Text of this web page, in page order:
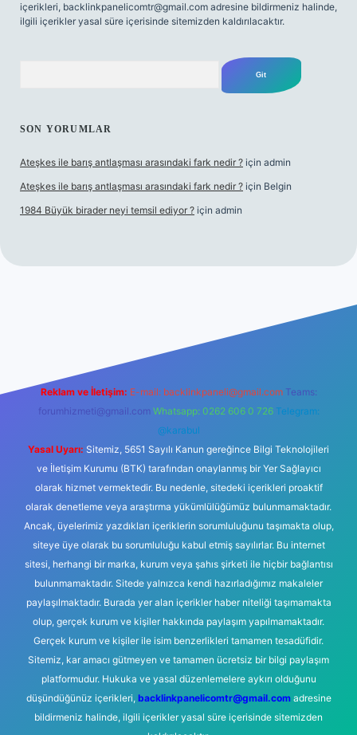
içerikleri, backlinkpanelicomtr@gmail.com adresine bildirmeniz halinde,
ilgili içerikler yasal süre içerisinde sitemizden kaldırılacaktır.
SON YORUMLAR
Ateşkes ile barış antlaşması arasındaki fark nedir ? için admin
Ateşkes ile barış antlaşması arasındaki fark nedir ? için Belgin
1984 Büyük birader neyi temsil ediyor ? için admin
Reklam ve İletişim: E-mail: backlinkpaneli@gmail.com Teams:
forumhizmeti@gmail.com Whatsapp: 0262 606 0 726 Telegram:
@karabul
Yasal Uyarı: Sitemiz, 5651 Sayılı Kanun gereğince Bilgi Teknolojileri
ve İletişim Kurumu (BTK) tarafından onaylanmış bir Yer Sağlayıcı
olarak hizmet vermektedir. Bu nedenle, sitedeki içerikleri proaktif
olarak denetleme veya araştırma yükümlülüğümüz bulunmamaktadır.
Ancak, üyelerimiz yazdıkları içeriklerin sorumluluğunu taşımakta olup,
siteye üye olarak bu sorumluluğu kabul etmiş sayılırlar. Bu internet
sitesi, herhangi bir marka, kurum veya şahıs şirketi ile hiçbir bağlantısı
bulunmamaktadır. Sitede yalnızca kendi hazırladığımız makaleler
paylaşılmaktadır. Burada yer alan içerikler haber niteliği taşımamakta
olup, gerçek kurum ve kişiler hakkında paylaşım yapılmamaktadır.
Gerçek kurum ve kişiler ile isim benzerlikleri tamamen tesadüfidir.
Sitemiz, kar amacı gütmeyen ve tamamen ücretsiz bir bilgi paylaşım
platformudur. Hukuka ve yasal düzenlemelere aykırı olduğunu
düşündüğünüz içerikleri, backlinkpanelicomtr@gmail.comadresine
bildirmeniz halinde, ilgili içerikler yasal süre içerisinde sitemizden